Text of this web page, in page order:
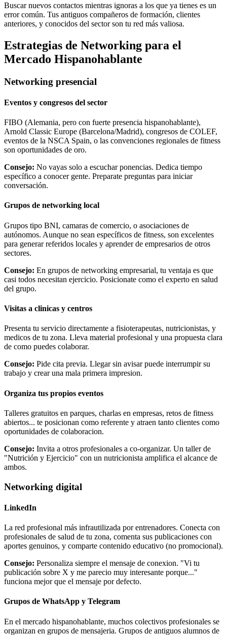
Buscar nuevos contactos mientras ignoras a los que ya tienes es un
error común. Tus antiguos compañeros de formación, clientes
anteriores, y conocidos del sector son tu red más valiosa.
Estrategias de Networking para el
Mercado Hispanohablante
Networking presencial
Eventos y congresos del sector
FIBO (Alemania, pero con fuerte presencia hispanohablante),
Arnold Classic Europe (Barcelona/Madrid), congresos de COLEF,
eventos de la NSCA Spain, o las convenciones regionales de fitness
son oportunidades de oro.
Consejo: No vayas solo a escuchar ponencias. Dedica tiempo
específico a conocer gente. Preparate preguntas para iniciar
conversación.
Grupos de networking local
Grupos tipo BNI, camaras de comercio, o asociaciones de
autónomos. Aunque no sean específicos de fitness, son excelentes
para generar referidos locales y aprender de empresarios de otros
sectores.
Consejo: En grupos de networking empresarial, tu ventaja es que
casi todos necesitan ejercicio. Posicionate como el experto en salud
del grupo.
Visitas a clinicas y centros
Presenta tu servicio directamente a fisioterapeutas, nutricionistas, y
medicos de tu zona. Lleva material profesional y una propuesta clara
de como puedes colaborar.
Consejo: Pide cita previa. Llegar sin avisar puede interrumpir su
trabajo y crear una mala primera impresion.
Organiza tus propios eventos
Talleres gratuitos en parques, charlas en empresas, retos de fitness
abiertos... te posicionan como referente y atraen tanto clientes como
oportunidades de colaboracion.
Consejo: Invita a otros profesionales a co-organizar. Un taller de
"Nutrición y Ejercicio" con un nutricionista amplifica el alcance de
ambos.
Networking digital
LinkedIn
La red profesional más infrautilizada por entrenadores. Conecta con
profesionales de salud de tu zona, comenta sus publicaciones con
aportes genuinos, y comparte contenido educativo (no promocional).
Consejo: Personaliza siempre el mensaje de conexion. "Vi tu
publicación sobre X y me parecio muy interesante porque..."
funciona mejor que el mensaje por defecto.
Grupos de WhatsApp y Telegram
En el mercado hispanohablante, muchos colectivos profesionales se
organizan en grupos de mensajeria. Grupos de antiguos alumnos de